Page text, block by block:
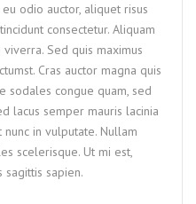
odio auctor, aliquet risus
consectetur. Aliquam
Sed quis maximus
Cras auctor magna quis
sodales congue quam, sed
lacus semper mauris lacinia
in vulputate. Nullam
scelerisque. Ut mi est,
sagittis sapien.